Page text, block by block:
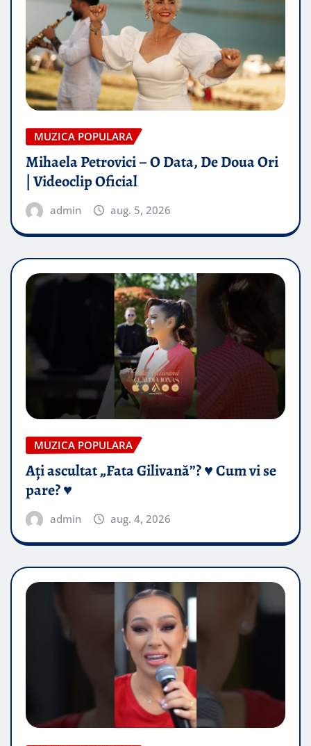
MUZICA POPULARA
Mihaela Petrovici – O Data, De Doua Ori
| Videoclip Oficial
admin aug. 5, 2026
MUZICA POPULARA
Ați ascultat „Fata Gilivană”? ♥️ Cum vi se
pare? ♥️
admin aug. 4, 2026